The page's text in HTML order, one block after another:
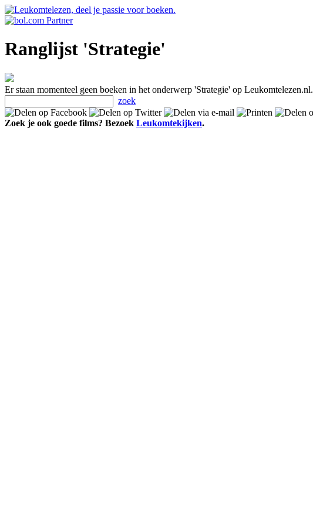
Ranglijst 'Strategie'
Er staan momenteel geen boeken in het onderwerp 'Strategie' op Leukomtelezen.nl.
zoek
Zoek je ook goede films? Bezoek Leukomtekijken.